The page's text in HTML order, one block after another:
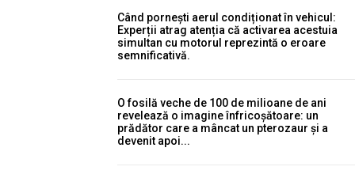
Când pornești aerul condiționat în vehicul:
Experții atrag atenția că activarea acestuia
simultan cu motorul reprezintă o eroare
semnificativă.
O fosilă veche de 100 de milioane de ani
revelează o imagine înfricoșătoare: un
prădător care a mâncat un pterozaur și a
devenit apoi...